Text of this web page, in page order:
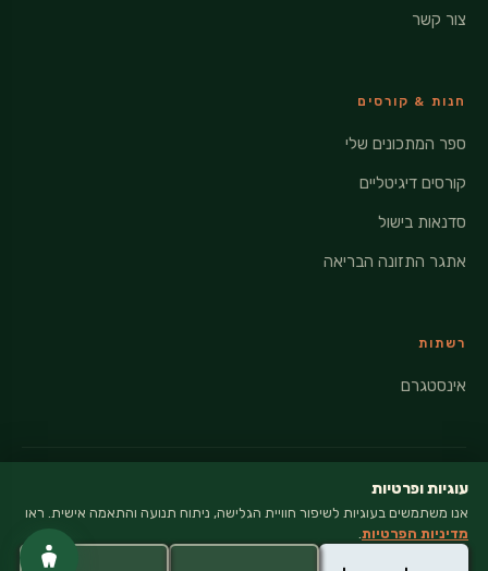
צור קשר
חנות & קורסים
ספר המתכונים שלי
קורסים דיגיטליים
סדנאות בישול
אתגר התזונה הבריאה
רשתות
אינסטגרם
© 2026 VEGANATI · כל הזכויות שמורות
עוגיות ופרטיות
אנו משתמשים בעוגיות לשיפור חוויית הגלישה, ניתוח תנועה והתאמה אישית. ראו
מדיניות הפרטיות.